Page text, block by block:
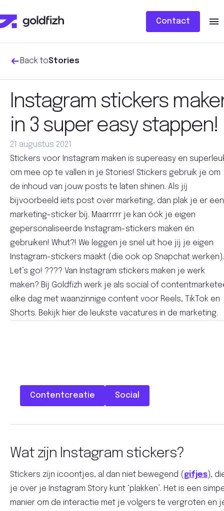
Contact
Back toStories
Instagram stickers
in 3 super easy stappen!
21 augustus 2021
Stickers voor Instagram maken is supereasy en
om mee op te vallen in je Stories! Stickers gebruik je om
de inhoud van jouw posts te laten shinen. Als jij
bijvoorbeeld iets post over marketing, dan plak je er een
marketing-sticker bij. Maarrrrr je kan óók je eigen
gepersonaliseerde Instagram-stickers maken én
gebruiken! Whut?! We leggen je snel uit hoe jij je eigen
Instagram-stickers maakt (die ook op Snapchat werken).
Let’s go! ???? Van Instagram stickers maken je werk
maken? Bij Goldfizh werk je als social of
elke dag met waanzinnige content voor Reels, TikTok en
Shorts. Bekijk hier de leukste vacatures in de marketing.
Contentcreatie Social
Wat zijn Instagram stickers?
Stickers zijn icoontjes, al dan niet bewegend (gifjes),
je over je Instagram Story kunt ‘plakken’. Het is een
manier om de interactie met je volgers te vergroten en